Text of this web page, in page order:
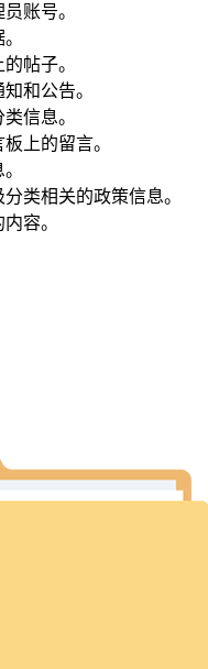
账号。
帖子。
和公告。
信息。
上的留言。
类相关的政策信息。
容。